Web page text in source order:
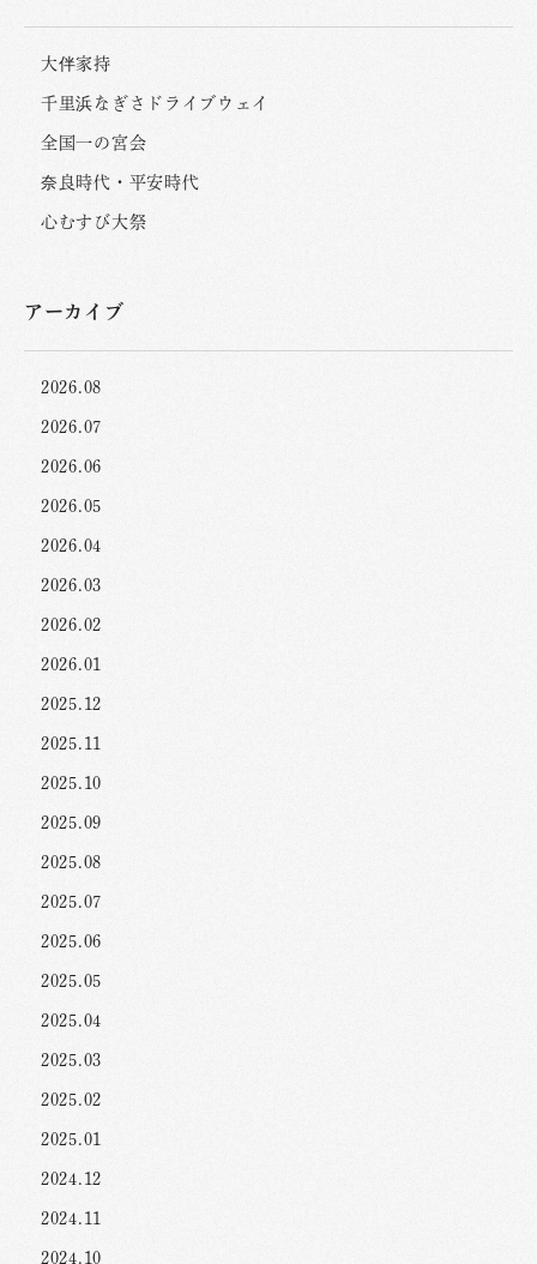
大伴家持
千里浜なぎさドライブウェイ
全国一の宮会
奈良時代・平安時代
心むすび大祭
アーカイブ
2026.08
2026.07
2026.06
2026.05
2026.04
2026.03
2026.02
2026.01
2025.12
2025.11
2025.10
2025.09
2025.08
2025.07
2025.06
2025.05
2025.04
2025.03
2025.02
2025.01
2024.12
2024.11
2024.10